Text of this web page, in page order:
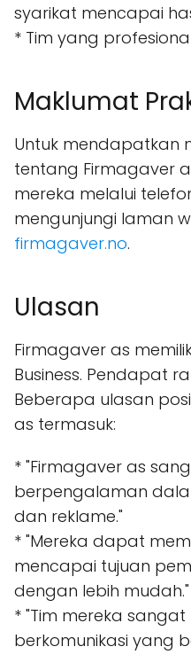
syarikat mencapai
* Tim yang
Maklumat
Untuk mendapatkan
tentang Firmagaver
mereka melalui
mengunjungi laman
firmagaver.no.
Ulasan
Firmagaver as
Business. Pendapat
Beberapa ulasan
as termasuk:
* "Firmagaver as
berpengalaman
dan reklame."
* "Mereka dapat
mencapai tujuan
dengan lebih mudah."
* "Tim mereka
berkomunikasi yang